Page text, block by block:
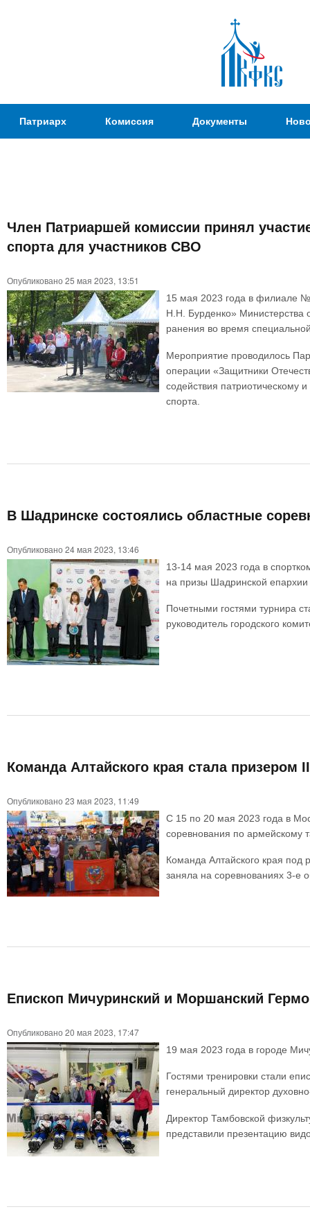
Патриаршая
Комиссия
спорта
Патриарх Комиссия Документы
здесь
Член Патриаршей комиссии принял
спорта для участников СВО
Опубликовано 25 мая 2023, 13:51
15 мая 2023 года в филиале №
Н.Н. Бурденко» Министерства
ранения во время
Мероприятие проводилось
операции «Защитники
содействия патриотическому
спорта.
В Шадринске состоялись областные
Опубликовано 24 мая 2023, 13:46
13-14 мая 2023 года в
на призы Шадринской
Почетными гостями турнира
руководитель городского
Команда Алтайского края стала призером
Опубликовано 23 мая 2023, 11:49
С 15 по 20 мая 2023 года в
соревнования по армейскому
Команда Алтайского края под
заняла на соревнованиях 3-е
Епископ Мичуринский и Моршанский
Опубликовано 20 мая 2023, 17:47
19 мая 2023 года в городе
Гостями тренировки стали
генеральный директор
Директор Тамбовской
представили презентацию